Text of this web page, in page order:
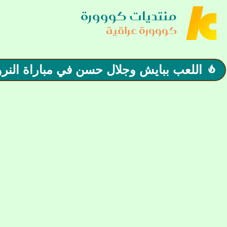
منتديات كووورة
كووورة عراقية
 اللعب ببايش وجلال حسن في مباراة